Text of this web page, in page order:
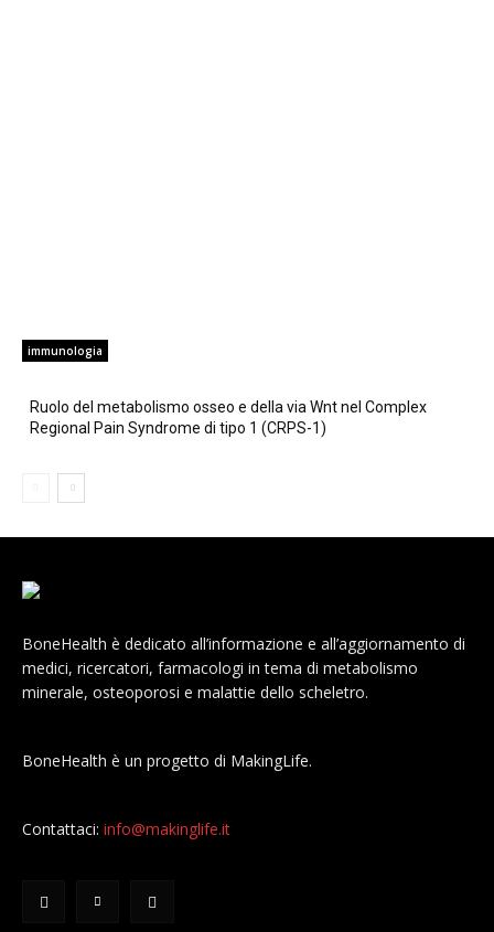
immunologia
Ruolo del metabolismo osseo e della via Wnt nel Complex
Regional Pain Syndrome di tipo 1 (CRPS-1)
BoneHealth è dedicato all’informazione e all’aggiornamento di
medici, ricercatori, farmacologi in tema di metabolismo
minerale, osteoporosi e malattie dello scheletro.
BoneHealth è un progetto di MakingLife.
Contattaci: info@makinglife.it